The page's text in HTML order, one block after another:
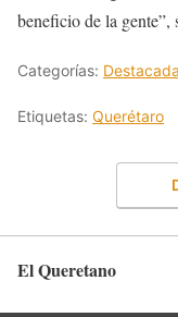
beneficio de la gente”,
Categorías:
Etiquetas: Querétaro
El Queretano